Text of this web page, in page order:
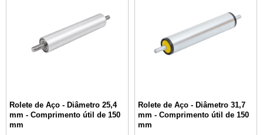
Rolete de Aço - Diâmetro 25,4
mm - Comprimento útil de 150
mm
Rolete de Aço - Diâmetro 31,7
mm - Comprimento útil de 150
mm